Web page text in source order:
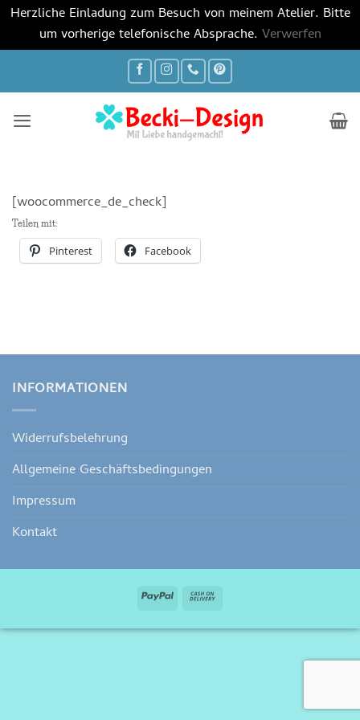
Herzliche Einladung zum Besuch von meinem Atelier. Bitte
um vorherige telefonische Absprache. Verwerfen
[woocommerce_de_check]
Teilen mit:
Pinterest Facebook
INFORMATIONEN
Widerrufsbelehrung
Allgemeine Geschäftsbedingungen
Impressum
Kontakt
PayPal
Delivery